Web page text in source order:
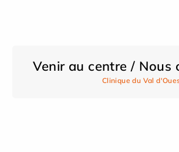
Venir au centre / Nous
Clinique du Val